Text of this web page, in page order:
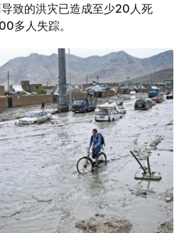
致的洪灾已造成至少20人死
多人失踪。